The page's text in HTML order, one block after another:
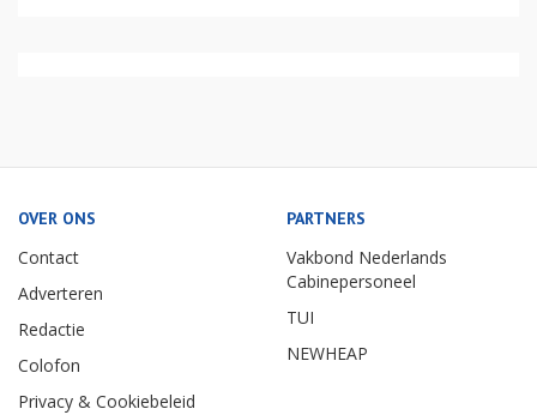
OVER ONS
Contact
Adverteren
Redactie
Colofon
Privacy & Cookiebeleid
PARTNERS
Vakbond Nederlands
Cabinepersoneel
TUI
NEWHEAP